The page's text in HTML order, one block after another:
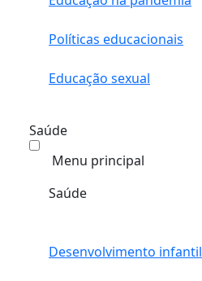
Políticas educacionais
Educação sexual
Saúde
Menu principal
Saúde
Desenvolvimento infantil